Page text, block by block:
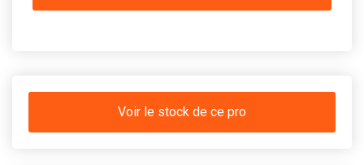
Voir le stock de ce pro